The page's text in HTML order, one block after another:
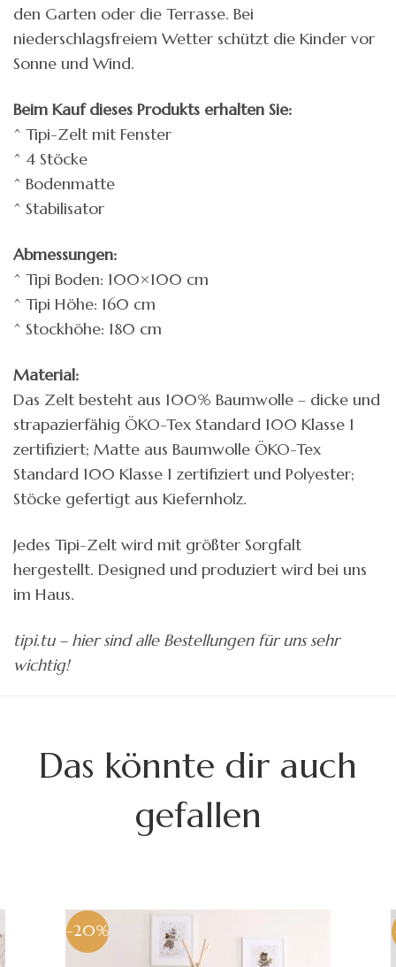
den Garten oder die Terrasse. Bei
niederschlagsfreiem Wetter schützt die Kinder vor
Sonne und Wind.
Beim Kauf dieses Produkts erhalten Sie:
^ Tipi-Zelt mit Fenster
^ 4 Stöcke
^ Bodenmatte
^ Stabilisator
Abmessungen:
^ Tipi Boden: 100×100 cm
^ Tipi Höhe: 160 cm
^ Stockhöhe: 180 cm
Material:
Das Zelt besteht aus 100% Baumwolle – dicke und
strapazierfähig ÖKO-Tex Standard 100 Klasse 1
zertifiziert; Matte aus Baumwolle ÖKO-Tex
Standard 100 Klasse 1 zertifiziert und Polyester;
Stöcke gefertigt aus Kiefernholz.
Jedes Tipi-Zelt wird mit größter Sorgfalt
hergestellt. Designed und produziert wird bei uns
im Haus.
tipi.tu – hier sind alle Bestellungen für uns sehr
wichtig!
Das könnte dir auch
gefallen
-20%